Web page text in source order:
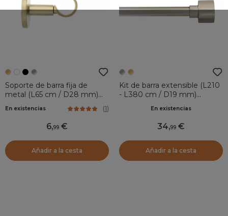
Soporte de barra fija de
metal (L65 cm / D28 mm)
En existencias (1)
6,99
Añadir a la cesta
Kit de barra extensible (L210
- L380 cm / D19 mm)
En existencias
34,99
Añadir a la cesta